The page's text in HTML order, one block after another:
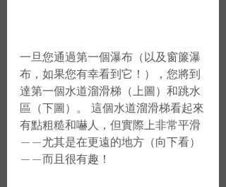
一旦您通過第一個瀑布（以及窗簾瀑
布，如果您有幸看到它！），您將到
達第一個水道溜滑梯（上圖）和跳水
區（下圖）。 這個水道溜滑梯看起來
有點粗糙和嚇人，但實際上非常平滑
——尤其是在更遠的地方（向下看）
——而且很有趣！